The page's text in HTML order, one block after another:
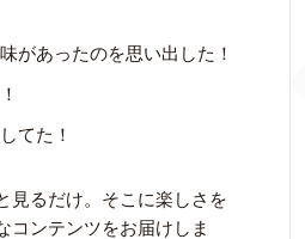
があったのを思い出した！
てた！
見るだけ。そこに楽しさを
コンテンツをお届けしま